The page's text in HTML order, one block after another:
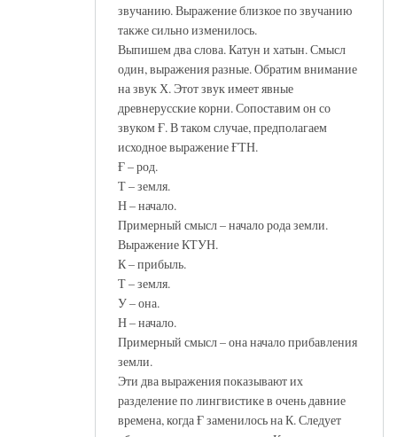
звучанию. Выражение близкое по звучанию
также сильно изменилось.
Выпишем два слова. Катун и хатын. Смысл
один, выражения разные. Обратим внимание
на звук Х. Этот звук имеет явные
древнерусские корни. Сопоставим он со
звуком Ғ. В таком случае, предполагаем
исходное выражение ҒТН.
Ғ – род.
Т – земля.
Н – начало.
Примерный смысл – начало рода земли.
Выражение КТУН.
К – прибыль.
Т – земля.
У – она.
Н – начало.
Примерный смысл – она начало прибавления
земли.
Эти два выражения показывают их
разделение по лингвистике в очень давние
времена, когда Ғ заменилось на К. Следует